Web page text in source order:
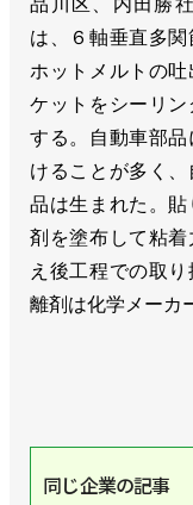
は、６軸垂直多
ホットメルトの
ケットをシーリ
する。自動車部
けることが多く
品は生まれた。
剤を塗布して粘
え後工程での取
離剤は化学メーカ
同じ企業の記事